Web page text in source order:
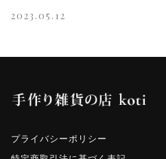
2023.05.12
プライバシーポリシー